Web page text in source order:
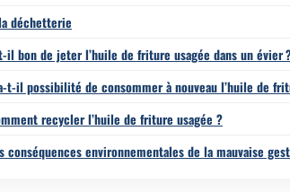
déchetterie
il bon de jeter l’huile de friture usagée dans un évier
t-il possibilité de consommer à nouveau l’huile de
recycler l’huile de friture usagée ?
conséquences environnementales de la mauvaise